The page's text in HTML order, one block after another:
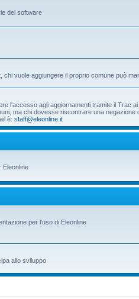
del software
chi vuole aggiungere il proprio comune può
l'accesso agli aggiornamenti tramite il Trac
ma chi dovesse riscontrare una
è: staff@eleonline.it
Eleonline
per l'uso di Eleonline
allo sviluppo